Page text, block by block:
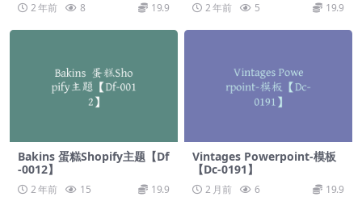
2 年前 8 19.9 2 年前 5 19.9
Bakins 蛋糕Shopify主题【Df
-0012】
2 年前 15 19.9
Vintages Powerpoint-模板
【Dc-0191】
2 月前 6 19.9